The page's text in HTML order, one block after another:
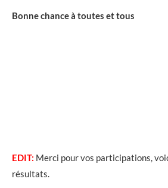
Bonne chance à toutes et tous
EDIT: Merci pour vos participations,
résultats.